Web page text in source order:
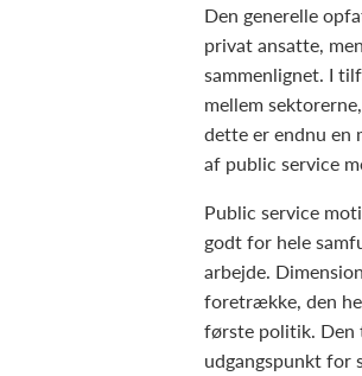
Den generelle
privat ansatte,
sammenlignet. I
mellem
dette er endnu en
af public service
Public service
godt for hele
arbejde.
foretrække, den
første politik. Den
udgangspunkt for